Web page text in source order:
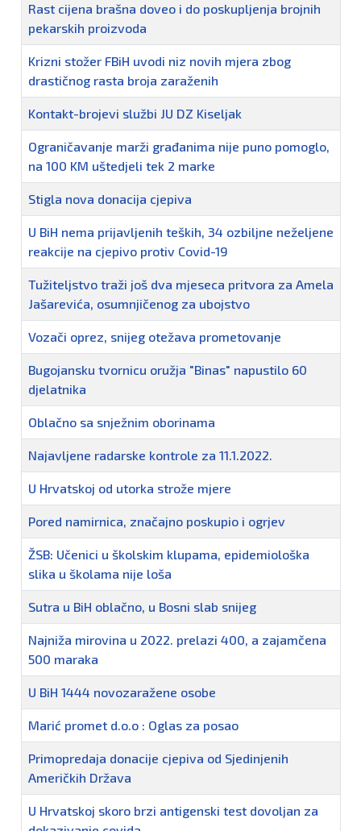
Rast cijena brašna doveo i do poskupljenja brojnih
pekarskih proizvoda
Krizni stožer FBiH uvodi niz novih mjera zbog
drastičnog rasta broja zaraženih
Kontakt-brojevi službi JU DZ Kiseljak
Ograničavanje marži građanima nije puno pomoglo,
na 100 KM uštedjeli tek 2 marke
Stigla nova donacija cjepiva
U BiH nema prijavljenih teških, 34 ozbiljne neželjene
reakcije na cjepivo protiv Covid-19
Tužiteljstvo traži još dva mjeseca pritvora za Amela
Jašarevića, osumnjičenog za ubojstvo
Vozači oprez, snijeg otežava prometovanje
Bugojansku tvornicu oružja "Binas" napustilo 60
djelatnika
Oblačno sa snježnim oborinama
Najavljene radarske kontrole za 11.1.2022.
U Hrvatskoj od utorka strože mjere
Pored namirnica, značajno poskupio i ogrjev
ŽSB: Učenici u školskim klupama, epidemiološka
slika u školama nije loša
Sutra u BiH oblačno, u Bosni slab snijeg
Najniža mirovina u 2022. prelazi 400, a zajamčena
500 maraka
U BiH 1444 novozaražene osobe
Marić promet d.o.o : Oglas za posao
Primopredaja donacije cjepiva od Sjedinjenih
Američkih Država
U Hrvatskoj skoro brzi antigenski test dovoljan za